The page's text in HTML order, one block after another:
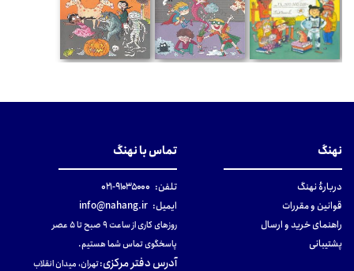
نهنگ
دربارهٔ نهنگ
قوانین و مقررات
راهنمای خرید و ارسال
پشتیبانی
تماس با نهنگ
تلفن: ۹۱۰۳۵۰۰۰-۰۲۱
ایمیل: info@nahang.ir
روزهای کاری از ساعت ۹ صبح تا ۵ عصر
پاسخگوی تماس شما هستیم.
آدرس دفتر مرکزی:تهران، میدان انقلاب